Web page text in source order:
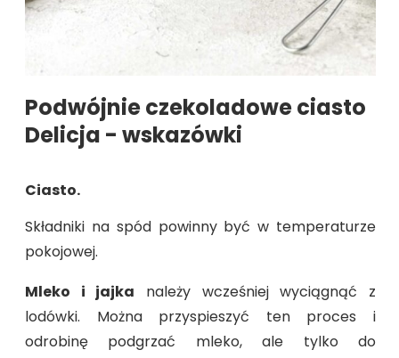
Podwójnie czekoladowe ciasto
Delicja - wskazówki
Ciasto.
Składniki na spód powinny być w temperaturze
pokojowej.
Mleko i jajka należy wcześniej wyciągnąć z
lodówki. Można przyspieszyć ten proces i
odrobinę podgrzać mleko, ale tylko do